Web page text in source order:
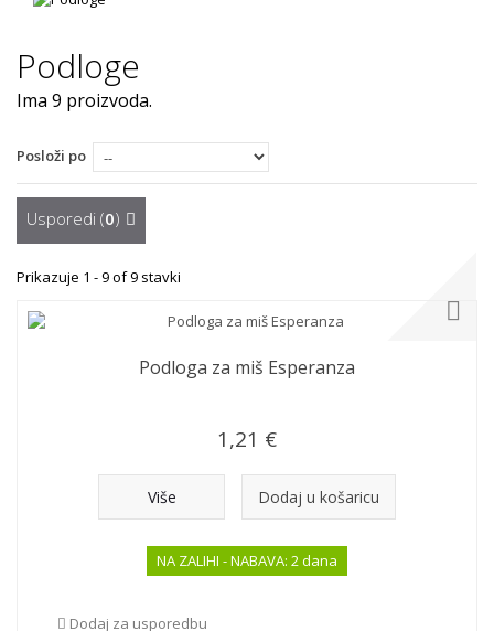
Podloge
Ima 9 proizvoda.
Posloži po
Usporedi (0)
Prikazuje 1 - 9 of 9 stavki
Podloga za miš Esperanza
1,21 €
Više Dodaj u košaricu
NA ZALIHI - NABAVA: 2 dana
Dodaj za usporedbu